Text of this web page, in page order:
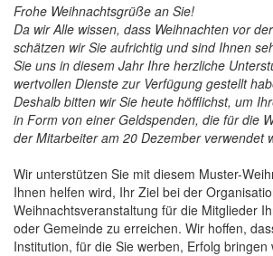
Frohe Weihnachtsgrüße an Sie!
Da wir Alle wissen, dass Weihnachten vor
schätzen wir Sie aufrichtig und sind Ihnen
Sie uns in diesem Jahr Ihre herzliche
wertvollen Dienste zur Verfügung gestellt
Deshalb bitten wir Sie heute höfflichst, um
in Form von einer Geldspenden, die für die
der Mitarbeiter am 20 Dezember verwendet
Wir unterstützen Sie mit diesem Muster-
Ihnen helfen wird, Ihr Ziel bei der
Weihnachtsveranstaltung für die Mitglieder
oder Gemeinde zu erreichen. Wir hoffen,
Institution, für die Sie werben, Erfolg bringen